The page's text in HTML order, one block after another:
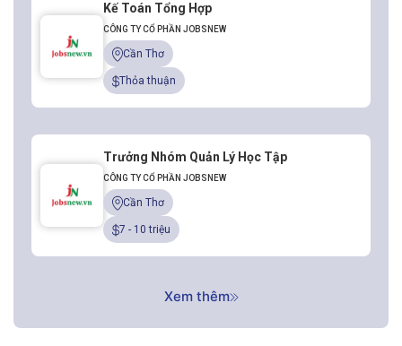
Kế Toán Tổng Hợp
CÔNG TY CỔ PHẦN JOBSNEW
Cần Thơ
Thỏa thuận
Trưởng Nhóm Quản Lý Học Tập
CÔNG TY CỔ PHẦN JOBSNEW
Cần Thơ
7 - 10 triệu
Xem thêm